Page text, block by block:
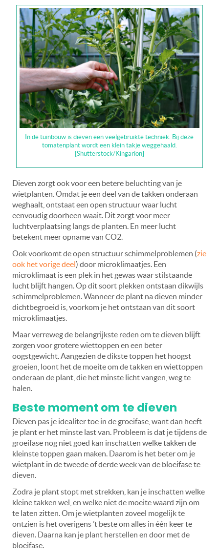
In de tuinbouw is dieven een veelgebruikte techniek. Bij deze
tomatenplant wordt een klein takje weggehaald.
[Shutterstock/Kingarion]
Dieven zorgt ook voor een betere beluchting van je
wietplanten. Omdat je een deel van de takken onderaan
weghaalt, ontstaat een open structuur waar lucht
eenvoudig doorheen waait. Dit zorgt voor meer
luchtverplaatsing langs de planten. En meer lucht
betekent meer opname van CO2.
Ook voorkomt de open structuur schimmelproblemen (zie
ook het vorige deel) door microklimaatjes. Een
microklimaat is een plek in het gewas waar stilstaande
lucht blijft hangen. Op dit soort plekken ontstaan dikwijls
schimmelproblemen. Wanneer de plant na dieven minder
dichtbegroeid is, voorkom je het ontstaan van dit soort
microklimaatjes.
Maar verreweg de belangrijkste reden om te dieven blijft
zorgen voor grotere wiettoppen en een beter
oogstgewicht. Aangezien de dikste toppen het hoogst
groeien, loont het de moeite om de takken en wiettoppen
onderaan de plant, die het minste licht vangen, weg te
halen.
Beste moment om te dieven
Dieven pas je idealiter toe in de groeifase, want dan heeft
je plant er het minste last van. Probleem is dat je tijdens de
groeifase nog niet goed kan inschatten welke takken de
kleinste toppen gaan maken. Daarom is het beter om je
wietplant in de tweede of derde week van de bloeifase te
dieven.
Zodra je plant stopt met strekken, kan je inschatten welke
kleine takken wel, en welke niet de moeite waard zijn om
te laten zitten. Om je wietplanten zoveel mogelijk te
ontzien is het overigens ’t beste om alles in één keer te
dieven. Daarna kan je plant herstellen en door met de
bloeifase.